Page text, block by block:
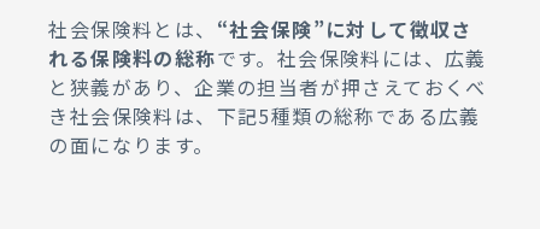
社会保険料とは、 “社会保険”に対して徴収さ
れる保険料の総称です。社会保険料には、広義
と狭義があり、企業の担当者が押さえておくべ
き社会保険料は、下記5種類の総称である広義
の面になります。